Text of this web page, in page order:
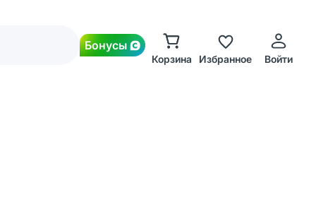
Бонусы
Корзина Избранное Войти